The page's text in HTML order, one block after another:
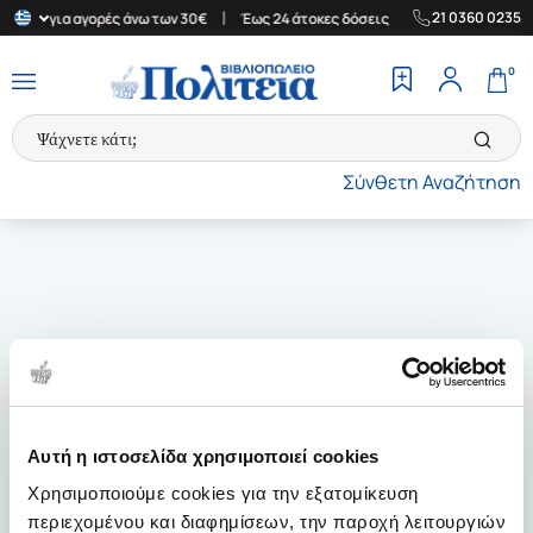
Αυτή η ιστοσελίδα χρησιμοποιεί cookies
Χρησιμοποιούμε cookies για την εξατομίκευση
περιεχομένου και διαφημίσεων, την παροχή λειτουργιών
για αγορές άνω των 30€ Έως 24 άτοκες δόσεις | Δωρεάν
21 0360 0235
Σύνθετη Αναζήτηση
0